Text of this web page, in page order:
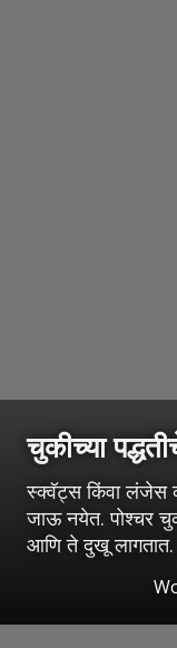
चुकीच्या
स्क्वॅट्स किंवा लंजेस
जाऊ नयेत. पोश्चर
आणि ते दुखू लागतात.